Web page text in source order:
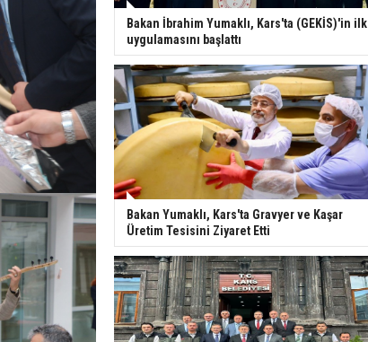
Bakan İbrahim Yumaklı, Kars'ta (GEKİS)'in ilk
uygulamasını başlattı
Bakan Yumaklı, Kars'ta Gravyer ve Kaşar
Üretim Tesisini Ziyaret Etti